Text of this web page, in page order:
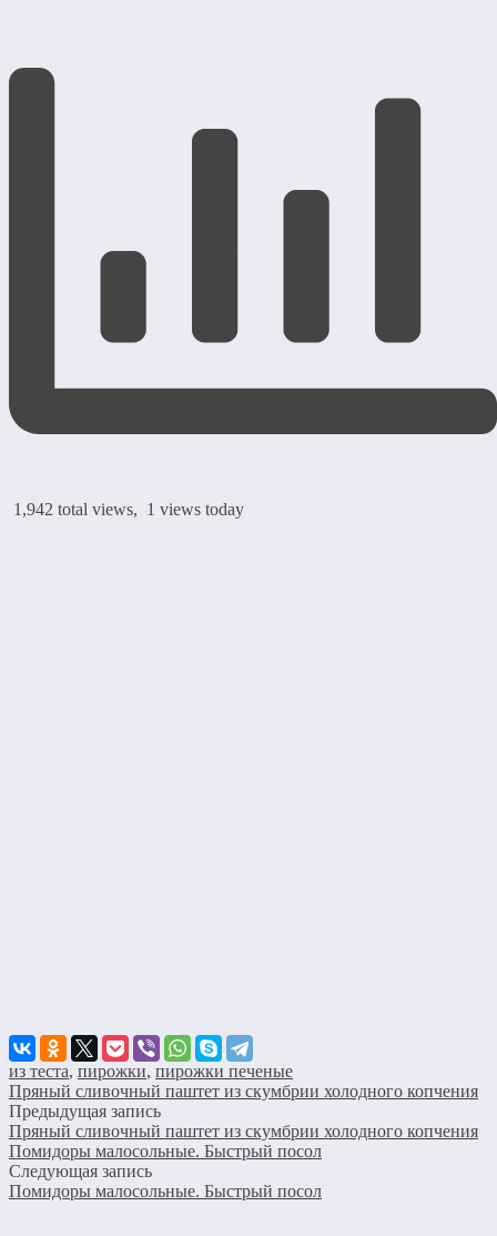
1,942 total views, 1 views today
из теста, пирожки, пирожки печеные
Пряный сливочный паштет из скумбрии холодного копчения
Предыдущая запись
Пряный сливочный паштет из скумбрии холодного копчения
Помидоры малосольные. Быстрый посол
Следующая запись
Помидоры малосольные. Быстрый посол